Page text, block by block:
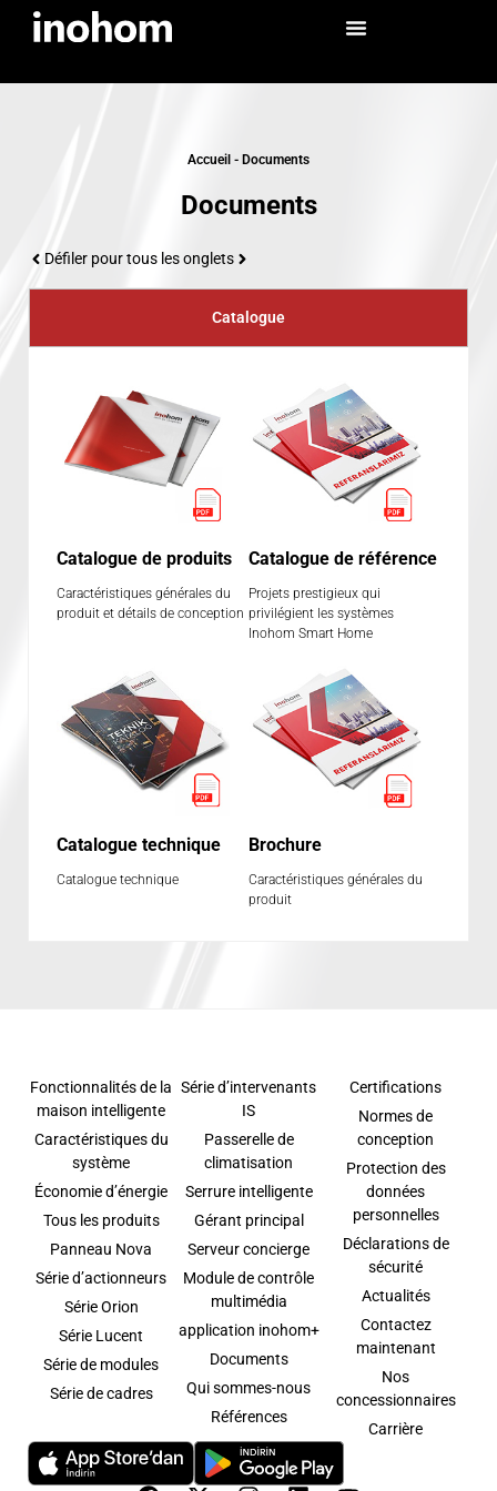
Accueil - Documents
Documents
Défiler pour tous les onglets
Catalogue
Catalogue de produits
Caractéristiques générales du
produit et détails de conception
Catalogue de référence
Projets prestigieux qui
privilégient les systèmes
Inohom Smart Home
Catalogue technique
Catalogue technique
Brochure
Caractéristiques générales du
produit
Fonctionnalités de la
maison intelligente
Caractéristiques du
système
Économie d’énergie
Tous les produits
Panneau Nova
Série d’actionneurs
Série Orion
Série Lucent
Série de modules
Série de cadres
Série d’intervenants
IS
Passerelle de
climatisation
Serrure intelligente
Gérant principal
Serveur concierge
Module de contrôle
multimédia
application inohom+
Documents
Qui sommes-nous
Références
Certifications
Normes de
conception
Protection des
données
personnelles
Déclarations de
sécurité
Actualités
Contactez
maintenant
Nos
concessionnaires
Carrière